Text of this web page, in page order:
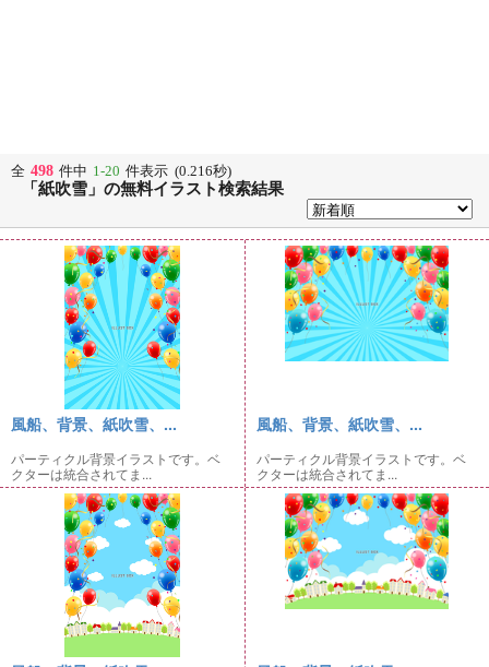
全 498 件中 1-20 件表示 (0.216秒)
「紙吹雪」の無料イラスト検索結果
風船、背景、紙吹雪、...
パーティクル背景イラストです。ベ
クターは統合されてま...
風船、背景、紙吹雪、...
パーティクル背景イラストです。ベ
クターは統合されてま...